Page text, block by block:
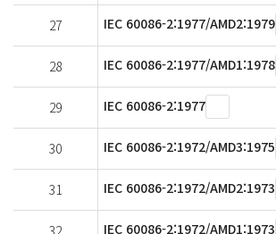
27 IEC 60086-2:1977/AMD2:1979
28 IEC 60086-2:1977/AMD1:1978
29 IEC 60086-2:1977
30 IEC 60086-2:1972/AMD3:1975
31 IEC 60086-2:1972/AMD2:1973
32 IEC 60086-2:1972/AMD1:1973